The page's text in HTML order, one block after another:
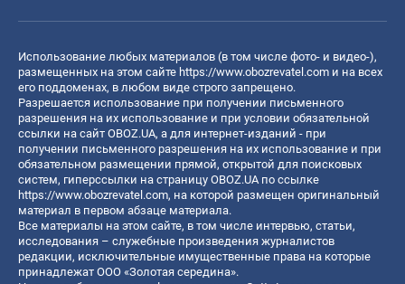
Использование любых материалов (в том числе фото- и видео-),
размещенных на этом сайте https://www.obozrevatel.com и на всех
его поддоменах, в любом виде строго запрещено.
Разрешается использование при получении письменного
разрешения на их использование и при условии обязательной
ссылки на сайт OBOZ.UA, а для интернет-изданий - при
получении письменного разрешения на их использование и при
обязательном размещении прямой, открытой для поисковых
систем, гиперссылки на страницу OBOZ.UA по ссылке
https://www.obozrevatel.com, на которой размещен оригинальный
материал в первом абзаце материала.
Все материалы на этом сайте, в том числе интервью, статьи,
исследования – служебные произведения журналистов
редакции, исключительные имущественные права на которые
принадлежат ООО «Золотая середина».